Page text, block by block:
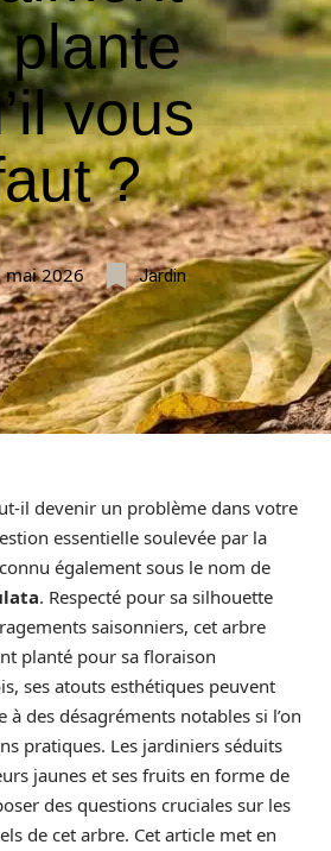
vous
?
mai 2026 Jardin
il devenir un problème dans votre
essentielle soulevée par la
également sous le nom de
. Respecté pour sa silhouette
saisonniers, cet arbre
planté pour sa floraison
ses atouts esthétiques peuvent
des désagréments notables si l’on
pratiques. Les jardiniers séduits
jaunes et ses fruits en forme de
des questions cruciales sur les
de cet arbre. Cet article met en